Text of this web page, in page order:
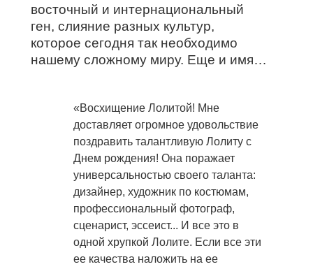
восточный и интернациональный
ген, слияние разных культур,
которое сегодня так необходимо
нашему сложному миру. Еще и имя…
«Восхищение Лолитой! Мне
доставляет огромное удовольствие
поздравить талантливую Лолиту с
Днем рождения! Она поражает
универсальностью своего таланта:
дизайнер, художник по костюмам,
профессиональный фотограф,
сценарист, эссеист... И все это в
одной хрупкой Лолите. Если все эти
ее качества наложить на ее